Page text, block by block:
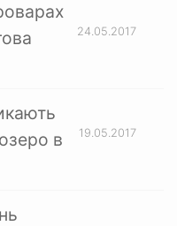
24.05.2017
в
19.05.2017